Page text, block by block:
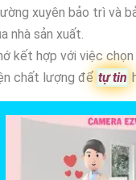
xuyên bảo trì và
nhà sản xuất.
kết hợp với việc
chất lượng để tự tin